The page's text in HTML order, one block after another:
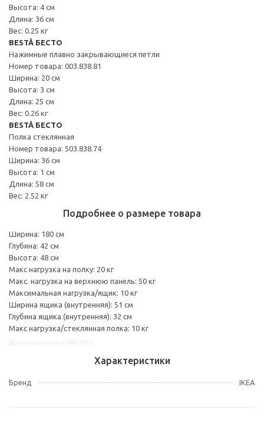
Высота: 4 см
Длина: 36 см
Вес: 0.25 кг
BESTÅ БЕСТО
Нажимные плавно закрывающиеся петли
Номер товара: 003.838.81
Ширина: 20 см
Высота: 3 см
Длина: 25 см
Вес: 0.26 кг
BESTÅ БЕСТО
Полка стеклянная
Номер товара: 503.838.74
Ширина: 36 см
Высота: 1 см
Длина: 58 см
Вес: 2.52 кг
Подробнее о размере товара
Ширина: 180 см
Глубина: 42 см
Высота: 48 см
Макс нагрузка на полку: 20 кг
Макс. нагрузка на верхнюю панель: 50 кг
Максимальная нагрузка/ящик: 10 кг
Ширина ящика (внутренняя): 51 см
Глубина ящика (внутренняя): 32 см
Макс нагрузка/стеклянная полка: 10 кг
Характеристики
Бренд IKEA